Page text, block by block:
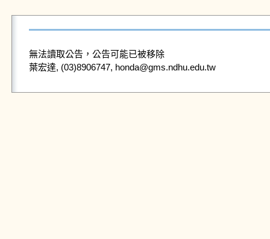
無法讀取公告，公告可能已被移除
葉宏達, (03)8906747, honda@gms.ndhu.edu.tw